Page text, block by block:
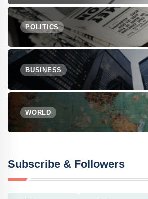
POLITICS
BUSINESS
WORLD
Subscribe & Followers